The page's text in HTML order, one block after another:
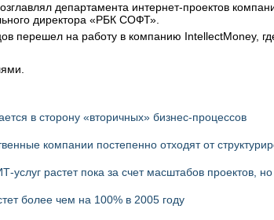
департамента интернет-проектов
директора «РБК СОФТ».
перешел на работу в компанию IntellectMoney,
в сторону «вторичных» бизнес-процессов
компании постепенно отходят от
услуг растет пока за счет масштабов проектов, но
более чем на 100% в 2005 году